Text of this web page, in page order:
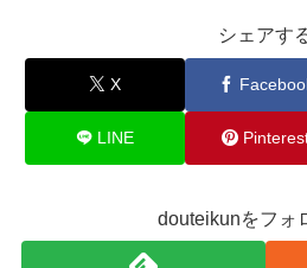
シェアす
X
LINE
douteikunをフォ